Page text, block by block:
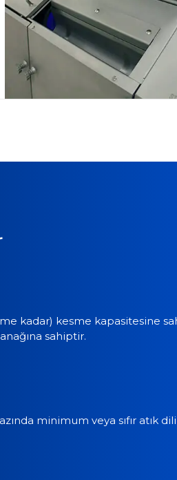
kadar) kesme kapasitesine
sahiptir.
minimum veya sıfır